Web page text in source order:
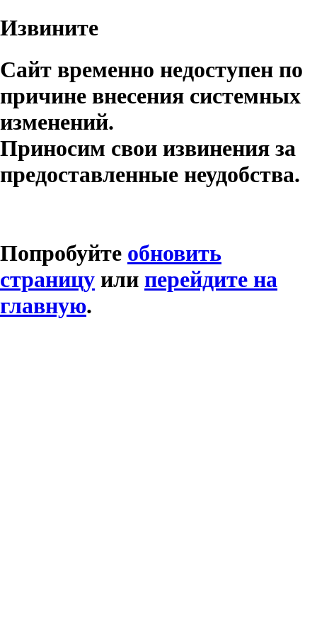
Извините
Сайт временно недоступен по
причине внесения системных
изменений.
Приносим свои извинения за
предоставленные неудобства.
Попробуйте обновить
страницу или перейдите на
главную.